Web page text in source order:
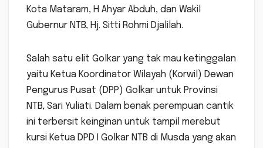
Kota Mataram, H Ahyar Abduh, dan Wakil
Gubernur NTB, Hj. Sitti Rohmi Djalilah.
Salah satu elit Golkar yang tak mau ketinggalan
yaitu Ketua Koordinator Wilayah (Korwil) Dewan
Pengurus Pusat (DPP) Golkar untuk Provinsi
NTB, Sari Yuliati. Dalam benak perempuan cantik
ini terbersit keinginan untuk tampil merebut
kursi Ketua DPD I Golkar NTB di Musda yang akan